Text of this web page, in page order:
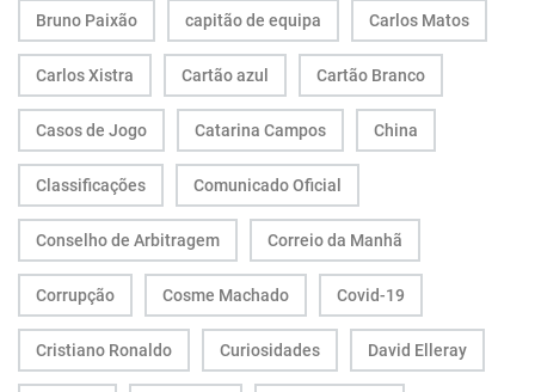
Bruno Paixão capitão de equipa Carlos Matos
Carlos Xistra Cartão azul Cartão Branco
Casos de Jogo Catarina Campos China
Classificações Comunicado Oficial
Conselho de Arbitragem Correio da Manhã
Corrupção Cosme Machado Covid-19
Cristiano Ronaldo Curiosidades David Elleray